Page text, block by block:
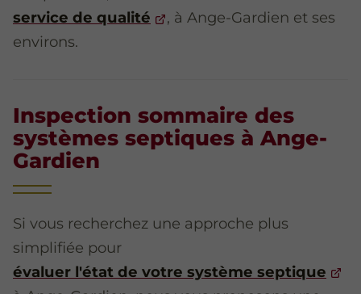
service de qualité
, à Ange-Gardien et ses
environs.
Inspection sommaire des
systèmes septiques à Ange-
Gardien
Si vous recherchez une approche plus
simplifiée pour
évaluer l'état de votre système septique